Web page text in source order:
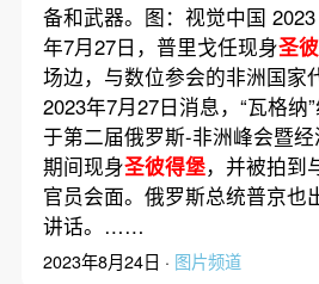
备和武器。图：视觉中国 2023
年7月27日，普里戈任现身圣
场边，与数位参会的非洲国家
2023年7月27日消息，“瓦格纳
于第二届俄罗斯-非洲峰会暨
期间现身圣彼得堡，并被拍到
官员会面。俄罗斯总统普京也
讲话。……
2023年8月24日 · 图片频道